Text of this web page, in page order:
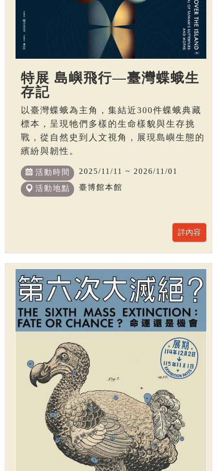
特展 島嶼飛行—臺灣蝶蛾生
存記
以臺灣蝶蛾為主角，集結近300件蝶蛾典藏
標本，呈現牠們多樣的生命樣貌與生存挑
戰，從自然史到人文視角，展現島嶼生態的
繽紛與韌性。
活動時間 2025/11/11 ~ 2026/11/01
活動地點 臺博館本館